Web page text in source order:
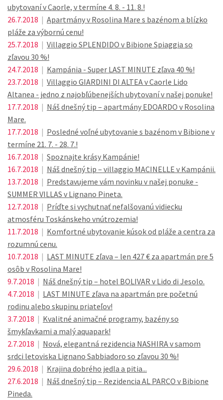
ubytovaní v Caorle, v termíne 4. 8. - 11. 8.!
26.7.2018 | Apartmány v Rosolina Mare s bazénom a blízko
pláže za výbornú cenu!
25.7.2018 | Villaggio SPLENDIDO v Bibione Spiaggia so
zľavou 30 %!
24.7.2018 | Kampánia - Super LAST MINUTE zľava 40 %!
23.7.2018 | Villaggio GIARDINI DI ALTEA v Caorle Lido
Altanea - jedno z najobľúbenejších ubytovaní v našej ponuke!
17.7.2018 | Náš dnešný tip – apartmány EDOARDO v Rosolina
Mare.
17.7.2018 | Posledné voľné ubytovanie s bazénom v Bibione v
termíne 21. 7. - 28. 7.!
16.7.2018 | Spoznajte krásy Kampánie!
16.7.2018 | Náš dnešný tip – villaggio MACINELLE v Kampánii.
13.7.2018 | Predstavujeme vám novinku v našej ponuke -
SUMMER VILLAS v Lignano Pineta.
12.7.2018 | Príďte si vychutnať nefalšovanú vidiecku
atmosféru Toskánskeho vnútrozemia!
11.7.2018 | Komfortné ubytovanie kúsok od pláže a centra za
rozumnú cenu.
10.7.2018 | LAST MINUTE zľava – len 427 € za apartmán pre 5
osôb v Rosolina Mare!
9.7.2018 | Náš dnešný tip – hotel BOLIVAR v Lido di Jesolo.
4.7.2018 | LAST MINUTE zľava na apartmán pre početnú
rodinu alebo skupinu priateľov!
3.7.2018 | Kvalitné animačné programy, bazény so
šmykľavkami a malý aquapark!
2.7.2018 | Nová, elegantná rezidencia NASHIRA v samom
srdci letoviska Lignano Sabbiadoro so zľavou 30 %!
29.6.2018 | Krajina dobrého jedla a pitia...
27.6.2018 | Náš dnešný tip – Rezidencia AL PARCO v Bibione
Pineda.